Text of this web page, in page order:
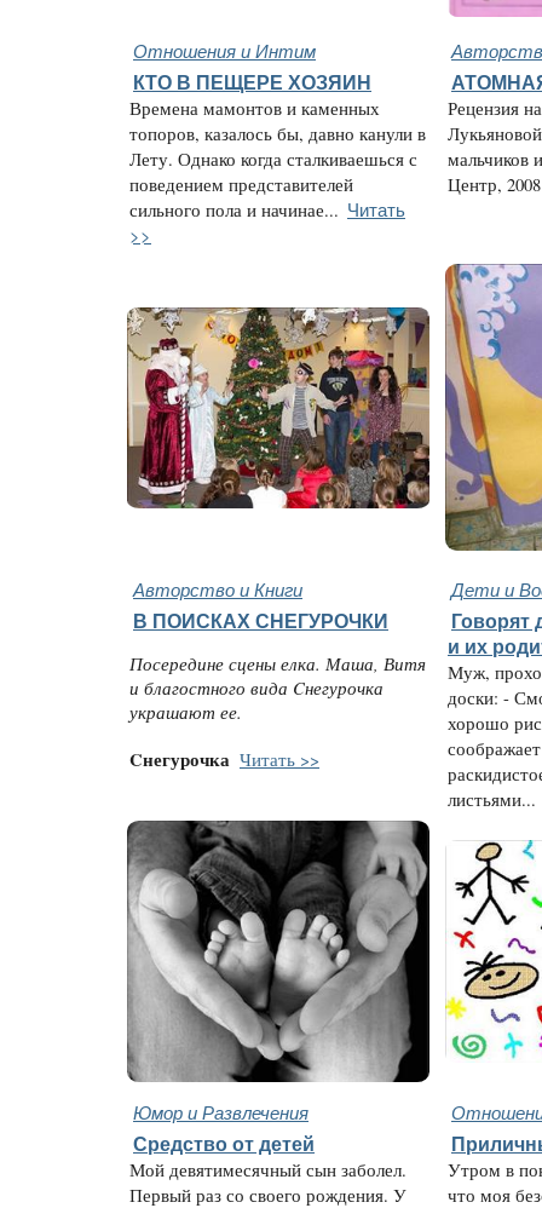
Отношения и Интим
КТО В ПЕЩЕРЕ ХОЗЯИН
Времена мамонтов и каменных
топоров, казалось бы, давно канули в
Лету. Однако когда сталкиваешься с
поведением представителей
сильного пола и начинае... Читать
>>
Рецензия
мальчиков
Центр,
Авторство и Книги Дети и
В ПОИСКАХ СНЕГУРОЧКИ
Посередине сцены елка. Маша, Витя
и благостного вида Cнегурочка
украшают ее.
Cнегурочка Читать >>
Говорят
и их
Муж,
доски: -
хорошо
листьями...
Юмор и Развлечения
Средство от детей
Мой девятимесячный сын заболел.
Первый раз со своего рождения. У
Утром в
что моя